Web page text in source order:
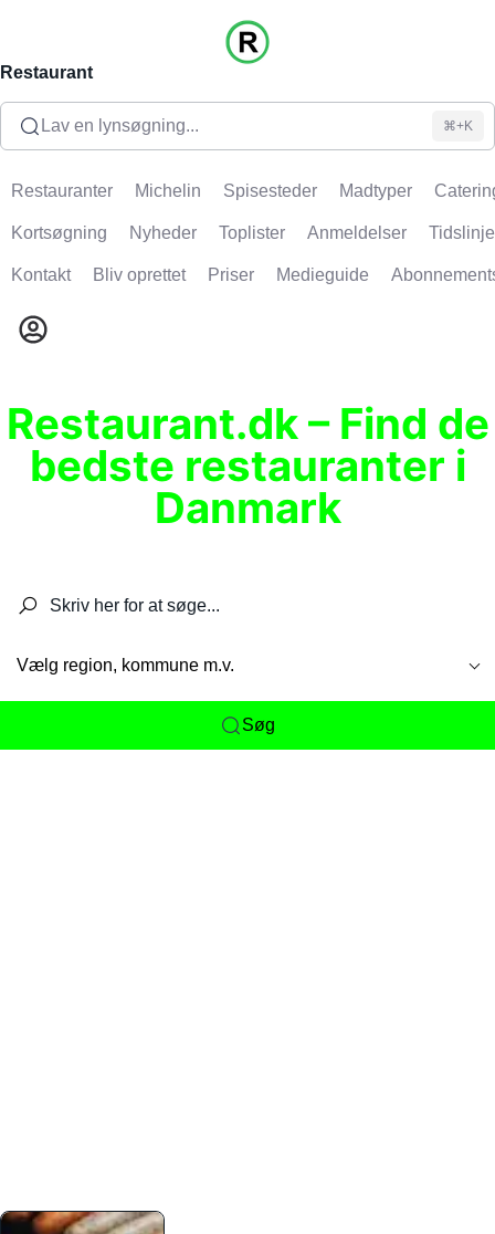
Restaurant
Lav en lynsøgning... ⌘+K
Restauranter Michelin Spisesteder Madtyper
Kortsøgning Nyheder Toplister Anmeldelser Tidslinje
Kontakt Bliv oprettet Priser Medieguide
Restaurant.dk – Find de
bedste restauranter i
Danmark
Vælg region, kommune m.v.
Søg